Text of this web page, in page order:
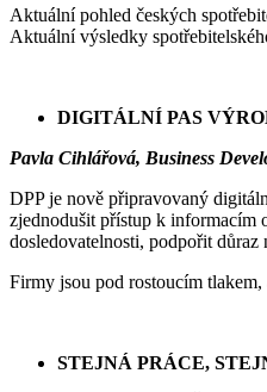
Aktuální pohled českých
Aktuální výsledky
DIGITÁLNÍ PAS
Pavla Cihlářová, Business
DPP je nově připravovaný
zjednodušit přístup k informacím
dosledovatelnosti, podpořit
Firmy jsou pod rostoucím
STEJNÁ PRÁCE,